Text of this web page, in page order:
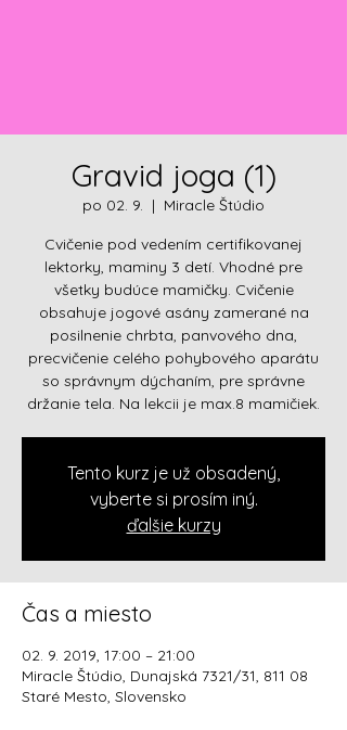
Gravid joga (1)
po 02. 9.
  |
Miracle Štúdio
Cvičenie pod vedením certifikovanej
lektorky, maminy 3 detí. Vhodné pre
všetky budúce mamičky. Cvičenie
obsahuje jogové asány zamerané na
posilnenie chrbta, panvového dna,
precvičenie celého pohybového aparátu
so správnym dýchaním, pre správne
držanie tela. Na lekcii je max.8 mamičiek.
Tento kurz je už obsadený,
vyberte si prosím iný.
ďalšie kurzy
Čas a miesto
02. 9. 2019, 17:00 – 21:00
Miracle Štúdio, Dunajská 7321/31, 811 08
Staré Mesto, Slovensko